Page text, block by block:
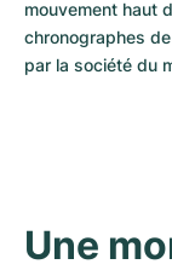
mouvement haut
chronographes
par la société du
Une